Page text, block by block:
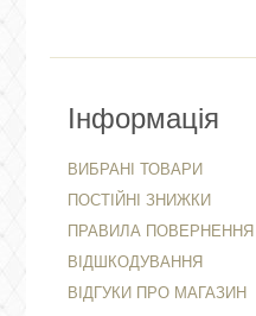
Інформація
ВИБРАНІ ТОВАРИ
ПОСТІЙНІ ЗНИЖКИ
ПРАВИЛА ПОВЕРНЕННЯ І
ВІДШКОДУВАННЯ
ВІДГУКИ ПРО МАГАЗИН